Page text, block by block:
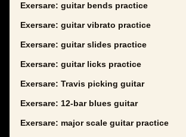
Exersare: guitar bends practice
Exersare: guitar vibrato practice
Exersare: guitar slides practice
Exersare: guitar licks practice
Exersare: Travis picking guitar
Exersare: 12-bar blues guitar
Exersare: major scale guitar practice